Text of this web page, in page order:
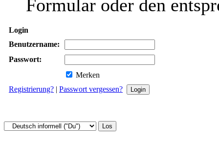
Formular oder den
Login
Benutzername:
Passwort:
Merken
Registrierung? | Passwort vergessen?